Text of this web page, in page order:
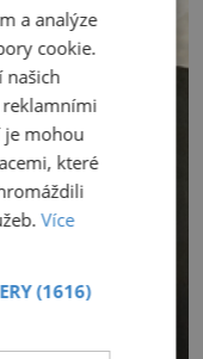
[…]
a analýze
cookie.
našich
reklamními
je mohou
které
Více
(1616)